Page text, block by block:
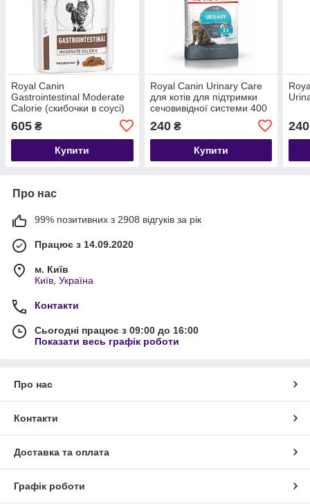
Royal Canin
Gastrointestinal Moderate
Calorie (скибочки в соусі)
605 ₴
Купити
Royal Canin Urinary Care
для котів для підтримки
сечовивідної системи 400
240₴
Купити
240
Про нас
99% позитивних з 2908 відгуків за рік
Працює з 14.09.2020
м. Київ
Київ, Україна
Контакти
Сьогодні працює з 09:00 до 16:00
Показати весь графік роботи
Про нас
Контакти
Доставка та оплата
Графік роботи